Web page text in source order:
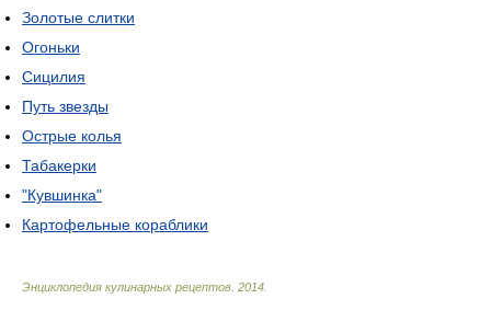
Золотые слитки
Огоньки
Сицилия
Путь звезды
Острые колья
Табакерки
"Кувшинка"
Картофельные кораблики
Энциклопедия кулинарных рецептов 2014